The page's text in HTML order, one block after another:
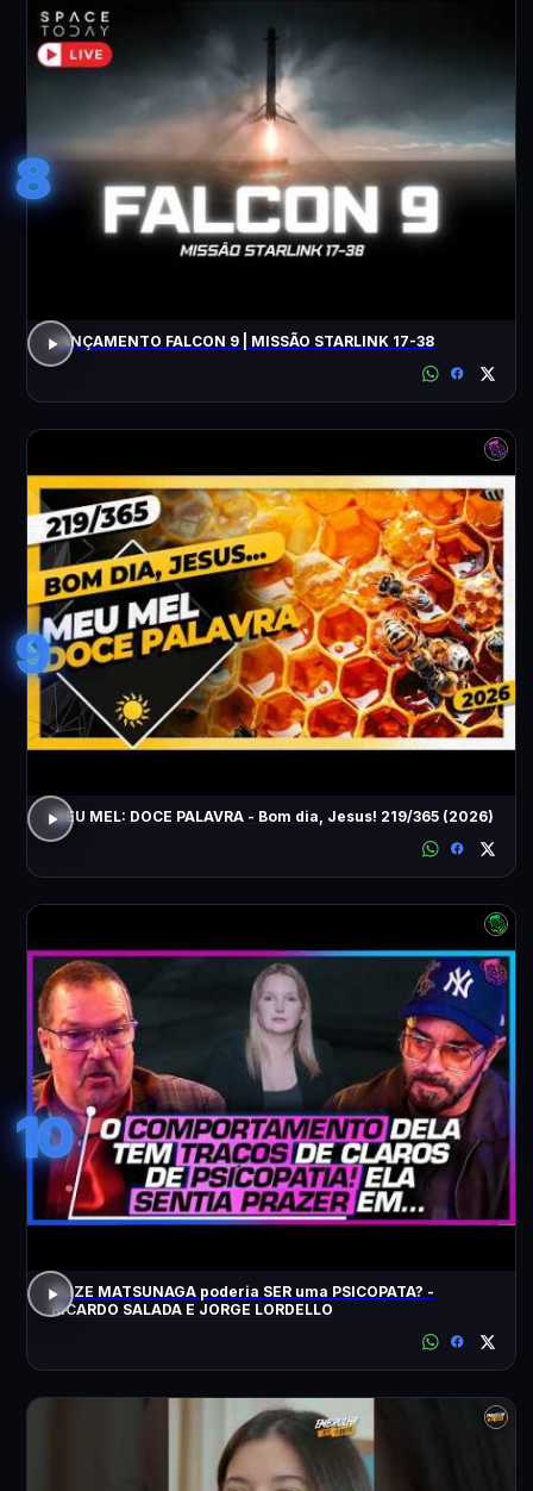
8
LANÇAMENTO FALCON 9 | MISSÃO STARLINK 17-38
9
MEU MEL: DOCE PALAVRA - Bom dia, Jesus! 219/365 (2026)
10
ELIZE MATSUNAGA poderia SER uma PSICOPATA? -
RICARDO SALADA E JORGE LORDELLO